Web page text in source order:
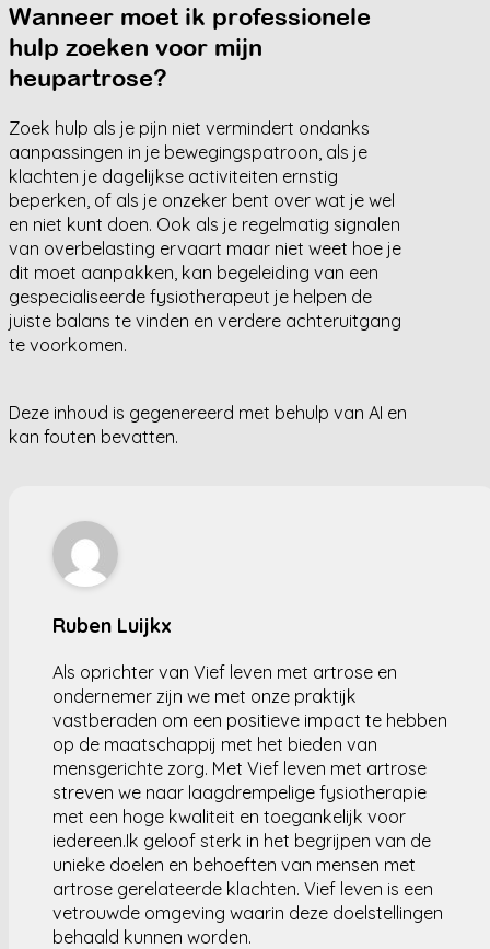
Wanneer moet ik professionele
hulp zoeken voor mijn
heupartrose?
Zoek hulp als je pijn niet vermindert ondanks
aanpassingen in je bewegingspatroon, als je
klachten je dagelijkse activiteiten ernstig
beperken, of als je onzeker bent over wat je wel
en niet kunt doen. Ook als je regelmatig signalen
van overbelasting ervaart maar niet weet hoe je
dit moet aanpakken, kan begeleiding van een
gespecialiseerde fysiotherapeut je helpen de
juiste balans te vinden en verdere achteruitgang
te voorkomen.
Deze inhoud is gegenereerd met behulp van AI en
kan fouten bevatten.
Ruben Luijkx
Als oprichter van Vief leven met artrose en
ondernemer zijn we met onze praktijk
vastberaden om een positieve impact te hebben
op de maatschappij met het bieden van
mensgerichte zorg. Met Vief leven met artrose
streven we naar laagdrempelige fysiotherapie
met een hoge kwaliteit en toegankelijk voor
iedereen.Ik geloof sterk in het begrijpen van de
unieke doelen en behoeften van mensen met
artrose gerelateerde klachten. Vief leven is een
vetrouwde omgeving waarin deze doelstellingen
behaald kunnen worden.